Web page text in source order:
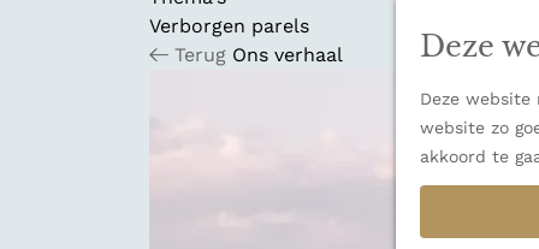
Deze
Deze
website zo
akkoord te
Verborgen parels
Terug Ons verhaal